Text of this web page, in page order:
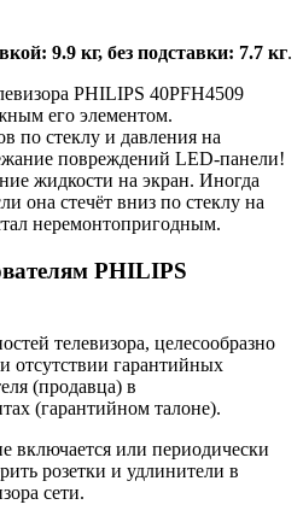
9.9 кг, без подставки: 7.7 кг.
PHILIPS 40PFH4509
его элементом.
по стеклу и давления на
повреждений LED-панели!
жидкости на экран. Иногда
она стечёт вниз по стеклу на
неремонтопригодным.
PHILIPS
телевизора, целесообразно
отсутствии гарантийных
(продавца) в
(гарантийном талоне).
включается или периодически
розетки и удлинители в
сети.